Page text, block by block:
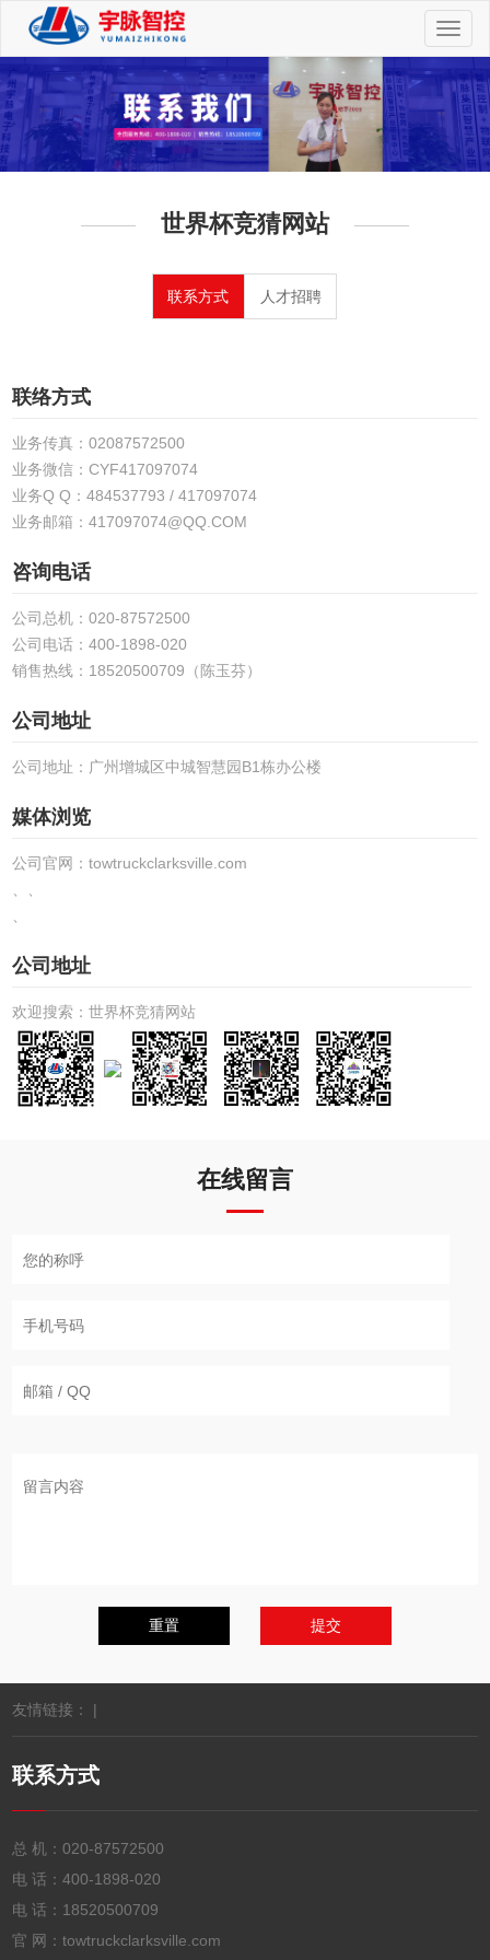
切
换
航
世界杯竞猜网站
联系方式 人才招聘
联络方式
业务传真：02087572500
业务微信：CYF417097074
业务Q Q：484537793 / 417097074
业务邮箱：417097074@QQ.COM
咨询电话
公司总机：020-87572500
公司电话：400-1898-020
销售热线：18520500709（陈玉芬）
公司地址
公司地址：广州增城区中城智慧园B1栋办公楼
媒体浏览
公司官网：towtruckclarksville.com
公司地址
欢迎搜索：世界杯竞猜网站
在线留言
友情链接： |
联系方式
总 机：020-87572500
电 话：400-1898-020
电 话： 18520500709
官 网：towtruckclarksville.com